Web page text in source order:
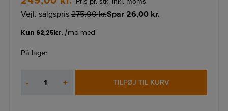
Vejl. salgspris275,00kr.Spar 26,00 kr.
På lager
-
Kompostklinge
+ TILFØJ TIL KURV